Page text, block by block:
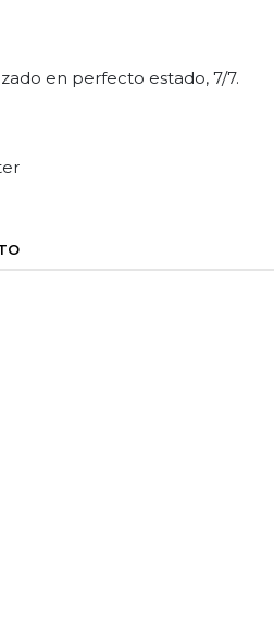
en perfecto estado, 7/7.